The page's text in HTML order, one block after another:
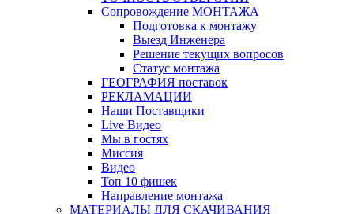
Сопровождение МОНТАЖА
Подготовка к монтажу
Выезд Инженера
Решение текущих вопросов
Статус монтажа
ГЕОГРАФИЯ поставок
РЕКЛАМАЦИИ
Наши Поставщики
Live Видео
Мы в гостях
Миссия
Видео
Топ 10 фишек
Направление монтажа
МАТЕРИАЛЫ ДЛЯ СКАЧИВАНИЯ